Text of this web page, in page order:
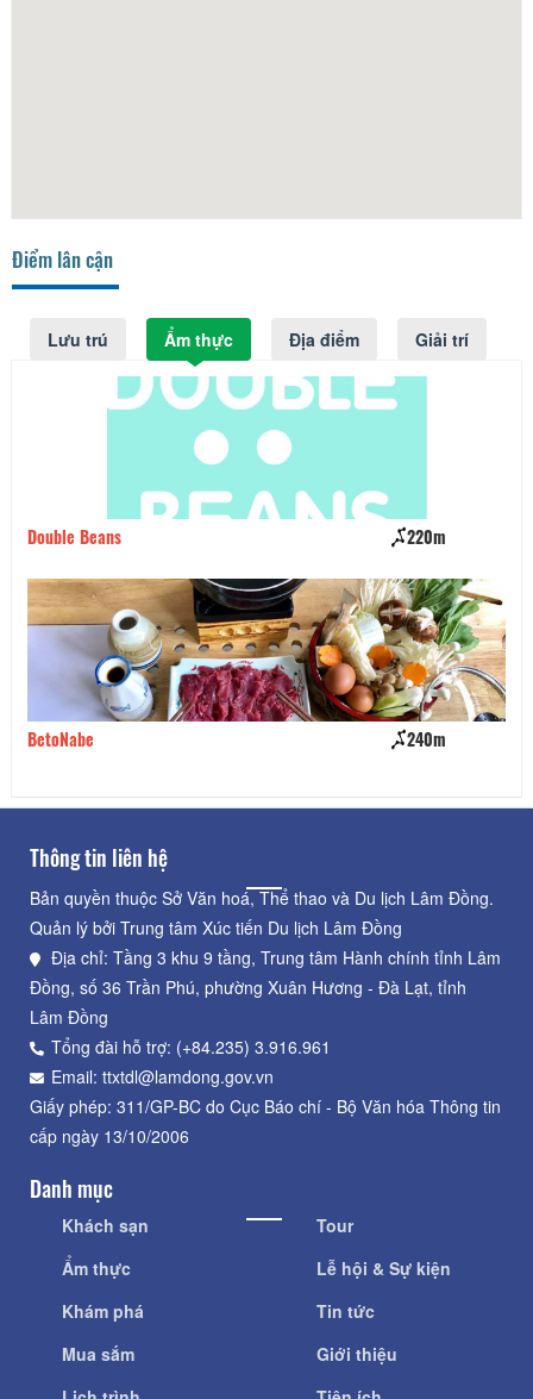
Điểm lân cận
Lưu trú Ẩm thực Địa điểm Giải trí
Double Beans 220m
BetoNabe 240m
Thông tin liên hệ
Bản quyền thuộc Sở Văn hoá, Thể thao và Du lịch Lâm Đồng.
Quản lý bởi Trung tâm Xúc tiến Du lịch Lâm Đồng
Địa chỉ: Tầng 3 khu 9 tầng, Trung tâm Hành chính tỉnh Lâm
Đồng, số 36 Trần Phú, phường Xuân Hương - Đà Lạt, tỉnh
Lâm Đồng
Tổng đài hỗ trợ: (+84.235) 3.916.961
Email: ttxtdl@lamdong.gov.vn
Giấy phép: 311/GP-BC do Cục Báo chí - Bộ Văn hóa Thông tin
cấp ngày 13/10/2006
Danh mục
Khách sạn
Ẩm thực
Khám phá
Mua sắm
Tour
Lễ hội & Sự kiện
Tin tức
Giới thiệu